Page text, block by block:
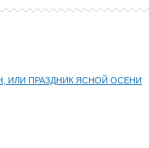
ИЛИ ПРАЗДНИК ЯСНОЙ ОСЕНИ